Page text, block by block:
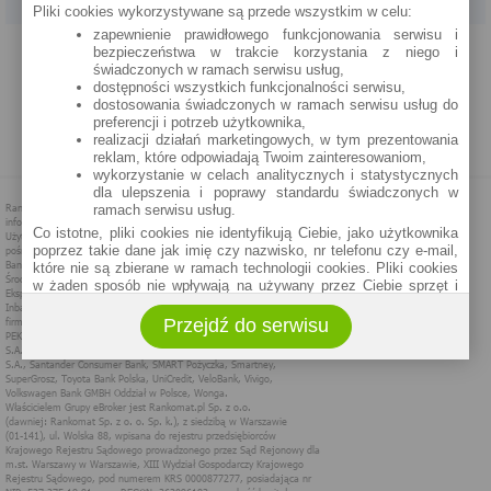
PROGRAM PARTNERSKI O NAS REKLAMA REGULAMIN
POLITYKA PRYWATNOŚCI POLITYKA COOKIES ZASADY PLASOWANIA
Pliki cookies wykorzystywane są przede wszystkim w celu:
zapewnienie prawidłowego funkcjonowania serwisu i
bezpieczeństwa w trakcie korzystania z niego i
świadczonych w ramach serwisu usług,
dostępności wszystkich funkcjonalności serwisu,
dostosowania świadczonych w ramach serwisu usług do
preferencji i potrzeb użytkownika,
realizacji działań marketingowych, w tym prezentowania
reklam, które odpowiadają Twoim zainteresowaniom,
wykorzystanie w celach analitycznych i statystycznych
dla ulepszenia i poprawy standardu świadczonych w
ramach serwisu usług.
Co istotne, pliki cookies nie identyfikują Ciebie, jako użytkownika
poprzez takie dane jak imię czy nazwisko, nr telefonu czy e-mail,
które nie są zbierane w ramach technologii cookies. Pliki cookies
w żaden sposób nie wpływają na używany przez Ciebie sprzęt i
Zakres wykorzystywania plików cookies możliwy jest do
określenia w ustawieniach przeglądarki każdego użytkownika. Bez
wprowadzenia zmian ustawień, informacje w plikach cookies mogą
być zapisywane w pamięci Twojego urządzenia.
Administratorem danych pozyskiwanych w technologii cookies jest
spółka Rankomat.pl Sp. z o.o. (dawniej: Rankomat Sp. z o. o. Sp.
k.) z siedzibą w Warszawie, ul. Wolska 88, 01 - 141 Warszawa.
Możesz jako użytkownik w każdym czasie skontaktować się z
administratorem pod adresem bok@ebroker.pl, jak również wyrazić
Przejdź do serwisu